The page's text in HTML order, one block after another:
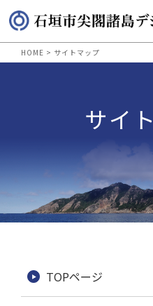
HOME > サイトマップ
サイ
TOPページ